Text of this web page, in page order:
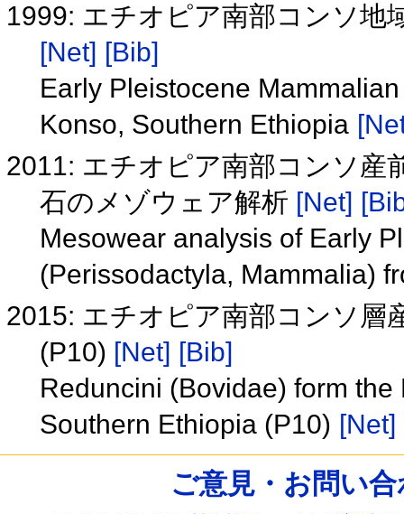
1999: エチオピア南部コンソ地
[Net] [Bib]
Early Pleistocene
Konso, Southern Ethiopia
2011: エチオピア南部コンソ産
石のメゾウェア解析 [Net]
Mesowear analysis of Early
(Perissodactyla, Mammalia)
2015: エチオピア南部コンソ層
(P10) [Net] [Bib]
Reduncini (Bovidae) form
Southern Ethiopia (P10) [Net]
ご意見・お問い